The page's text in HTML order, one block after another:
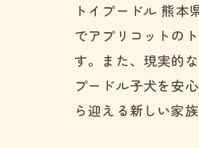
トイプードル 熊
でアプリコットの
す。また、現実的
プードル子犬を安
ら迎える新しい家